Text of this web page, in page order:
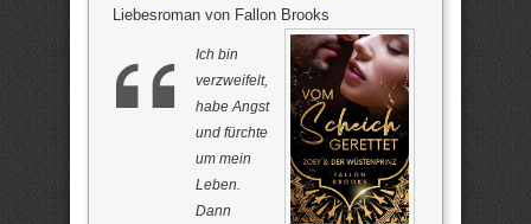
Liebesroman von Fallon Brooks
Ich bin
verzweifelt,
habe Angst
und fürchte
um mein
Leben.
Dann